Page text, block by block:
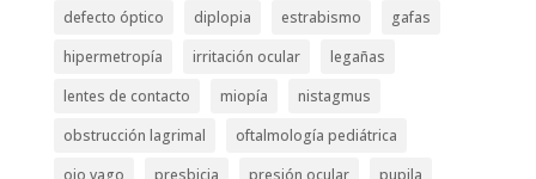
defecto óptico
diplopia estrabismo
gafas
hipermetropía
irritación ocular
legañas
lentes de contacto
miopía
nistagmus
obstrucción lagrimal
oftalmología pediátrica
ojo vago
presbicia presión ocular
pupila